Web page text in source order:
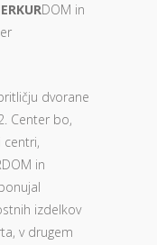
DOM in
dvorane
Center bo,
in
izdelkov
v drugem